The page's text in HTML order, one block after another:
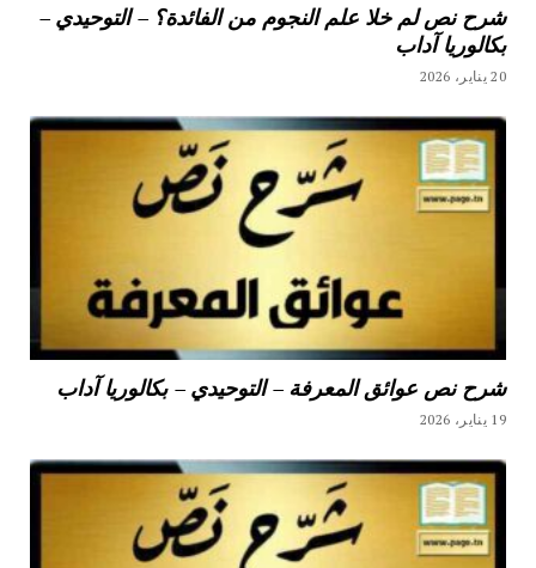
شرح نص لم خلا علم النجوم من الفائدة؟ – التوحيدي –
بكالوريا آداب
20 يناير، 2026
شرح نص عوائق المعرفة – التوحيدي – بكالوريا آداب
19 يناير، 2026